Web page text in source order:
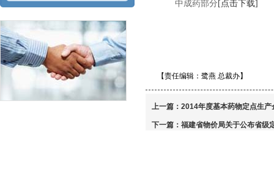
中成药部分 [点击下载]
【责任编辑：鹭燕 总裁办】
上一篇： 2014年度基本药物定点生产
下一篇： 福建省物价局关于公布省级